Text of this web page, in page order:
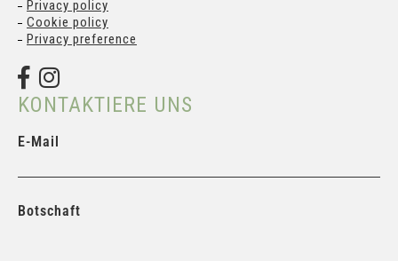
Privacy policy
Cookie policy
Privacy preference
KONTAKTIERE UNS
E-Mail
Botschaft